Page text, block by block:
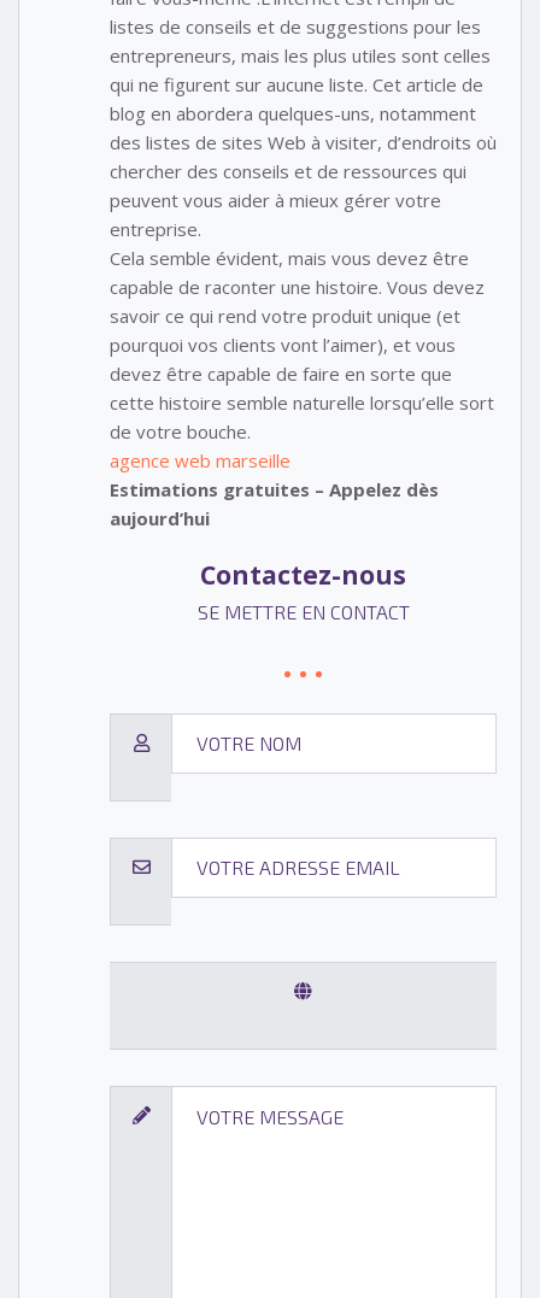
listes de conseils et de suggestions pour les
entrepreneurs, mais les plus utiles sont celles
qui ne figurent sur aucune liste. Cet article de
blog en abordera quelques-uns, notamment
des listes de sites Web à visiter, d’endroits où
chercher des conseils et de ressources qui
peuvent vous aider à mieux gérer votre
entreprise.
Cela semble évident, mais vous devez être
capable de raconter une histoire. Vous devez
savoir ce qui rend votre produit unique (et
pourquoi vos clients vont l’aimer), et vous
devez être capable de faire en sorte que
cette histoire semble naturelle lorsqu’elle sort
de votre bouche.
agence web marseille
Estimations gratuites – Appelez dès
aujourd’hui
Contactez-nous
SE METTRE EN CONTACT